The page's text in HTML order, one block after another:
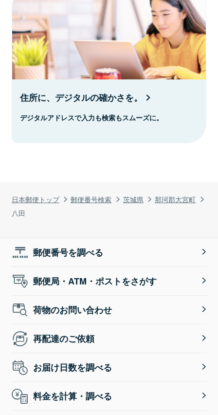
日本郵便トップ 郵便番号検索 茨城県
那珂郡大宮町
八田
住所に、デジタルの確かさを。
デジタルアドレスで入力も検索もスムーズに。
郵便番号を調べる
郵便局・ATM・ポストをさがす
荷物のお問い合わせ
再配達のご依頼
お届け日数を調べる
料金を計算・調べる